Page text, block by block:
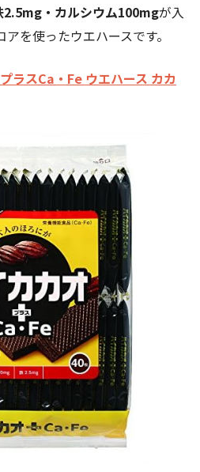
2.5mg・カルシウム100mgが入
を使ったウエハースです。
ラスCa・Fe ウエハース カカ